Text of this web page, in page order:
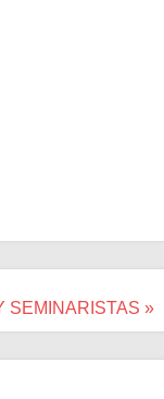
SEMINARISTAS »